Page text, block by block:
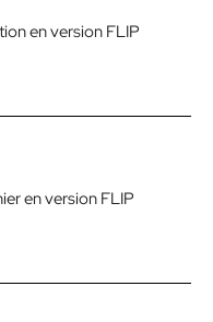
en version FLIP
en version FLIP